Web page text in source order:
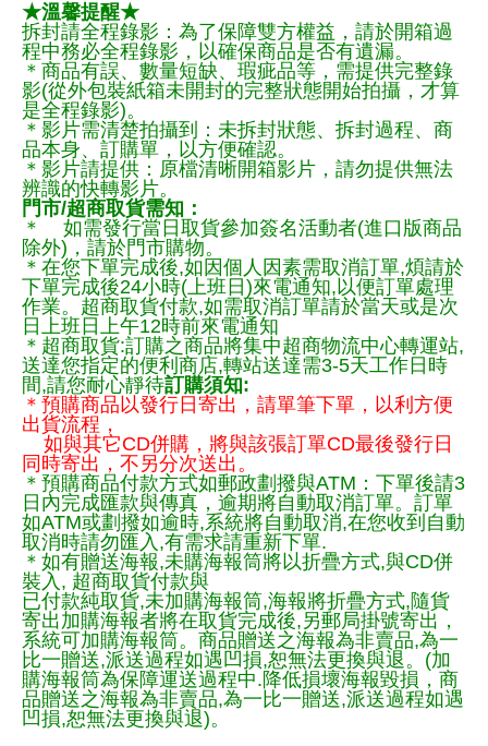
★溫馨提醒★
拆封請全程錄影：為了保障雙方權益，請於開箱過
程中務必全程錄影，以確保商品是否有遺漏。
＊商品有誤、數量短缺、瑕疵品等，需提供完整錄
影(從外包裝紙箱未開封的完整狀態開始拍攝，才算
是全程錄影)。
＊影片需清楚拍攝到：未拆封狀態、拆封過程、商
品本身、訂購單，以方便確認。
＊影片請提供：原檔清晰開箱影片，請勿提供無法
辨識的快轉影片。
門市/超商取貨需知：
＊ 如需發行當日取貨參加簽名活動者(進口版商品
除外)，請於門市購物。
＊在您下單完成後,如因個人因素需取消訂單,煩請於
下單完成後24小時(上班日)來電通知,以便訂單處理
作業。超商取貨付款,如需取消訂單請於當天或是次
日上班日上午12時前來電通知
＊超商取貨:訂購之商品將集中超商物流中心轉運站,
送達您指定的便利商店,轉站送達需3-5天工作日時
間,請您耐心靜待訂購須知:
＊預購商品以發行日寄出，請單筆下單，以利方便
出貨流程，
如與其它CD併購，將與該張訂單CD最後發行日
同時寄出，不另分次送出。
＊預購商品付款方式如郵政劃撥與ATM：下單後請3
日內完成匯款與傳真，逾期將自動取消訂單。訂單
如ATM或劃撥如逾時,系統將自動取消,在您收到自動
取消時請勿匯入,有需求請重新下單.
＊如有贈送海報,未購海報筒將以折疊方式,與CD併
裝入, 超商取貨付款與
已付款純取貨,未加購海報筒,海報將折疊方式,隨貨
寄出加購海報者將在取貨完成後,另郵局掛號寄出，
系統可加購海報筒。商品贈送之海報為非賣品,為一
比一贈送,派送過程如遇凹損,恕無法更換與退。(加
購海報筒為保障運送過程中.降低損壞海報毀損，商
品贈送之海報為非賣品,為一比一贈送,派送過程如遇
凹損,恕無法更換與退)。